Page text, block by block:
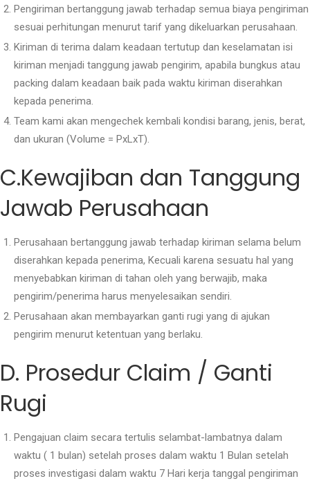
Pengiriman bertanggung jawab terhadap semua biaya pengiriman
sesuai perhitungan menurut tarif yang dikeluarkan perusahaan.
Kiriman di terima dalam keadaan tertutup dan keselamatan isi
kiriman menjadi tanggung jawab pengirim, apabila bungkus atau
packing dalam keadaan baik pada waktu kiriman diserahkan
kepada penerima.
Team kami akan mengechek kembali kondisi barang, jenis, berat,
dan ukuran (Volume = PxLxT).
C.Kewajiban dan Tanggung
Jawab Perusahaan
Perusahaan bertanggung jawab terhadap kiriman selama belum
diserahkan kepada penerima, Kecuali karena sesuatu hal yang
menyebabkan kiriman di tahan oleh yang berwajib, maka
pengirim/penerima harus menyelesaikan sendiri.
Perusahaan akan membayarkan ganti rugi yang di ajukan
pengirim menurut ketentuan yang berlaku.
D. Prosedur Claim / Ganti
Rugi
Pengajuan claim secara tertulis selambat-lambatnya dalam
waktu ( 1 bulan) setelah proses dalam waktu 1 Bulan setelah
proses investigasi dalam waktu 7 Hari kerja tanggal pengiriman